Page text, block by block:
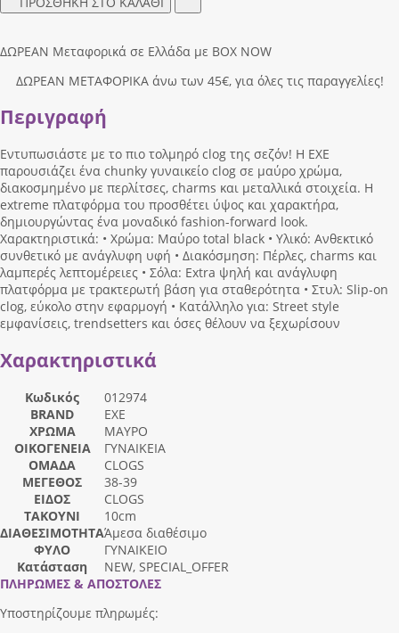
ΔΩΡΕΑΝ Μεταφορικά σε Ελλάδα με BOX NOW
ΔΩΡΕΑΝ ΜΕΤΑΦΟΡΙΚΑ άνω των 45€, για όλες τις παραγγελίες!
Περιγραφή
Εντυπωσιάστε με το πιο τολμηρό clog της σεζόν! Η EXE
παρουσιάζει ένα chunky γυναικείο clog σε μαύρο χρώμα,
διακοσμημένο με περλίτσες, charms και μεταλλικά στοιχεία. Η
extreme πλατφόρμα του προσθέτει ύψος και χαρακτήρα,
δημιουργώντας ένα μοναδικό fashion-forward look.
Χαρακτηριστικά: • Χρώμα: Μαύρο total black • Υλικό: Ανθεκτικό
συνθετικό με ανάγλυφη υφή • Διακόσμηση: Πέρλες, charms και
λαμπερές λεπτομέρειες • Σόλα: Extra ψηλή και ανάγλυφη
πλατφόρμα με τρακτερωτή βάση για σταθερότητα • Στυλ: Slip-on
clog, εύκολο στην εφαρμογή • Κατάλληλο για: Street style
εμφανίσεις, trendsetters και όσες θέλουν να ξεχωρίσουν
Χαρακτηριστικά
Κωδικός
012974
BRAND
EXE
ΧΡΩΜΑ
ΜΑΥΡΟ
ΟΙΚΟΓΕΝΕΙΑ
ΓΥΝΑΙΚΕΙΑ
ΟΜΑΔΑ
CLOGS
ΜΕΓΕΘΟΣ
38-39
ΕΙΔΟΣ
CLOGS
ΤΑΚΟΥΝΙ
10cm
ΔΙΑΘΕΣΙΜΟΤΗΤΑΆμεσα διαθέσιμο
ΦΥΛΟ
ΓΥΝΑΙΚΕΙΟ
Κατάσταση
NEW, SPECIAL_OFFER
ΠΛΗΡΩΜΕΣ & ΑΠΟΣΤΟΛΕΣ
Υποστηρίζουμε πληρωμές: